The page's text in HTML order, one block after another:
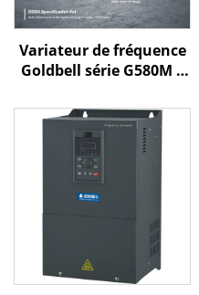
Variateur de fréquence
Goldbell série G580M |
Commande V/f et
commande vectorielle |
Variateur de fréquence
certifié CE